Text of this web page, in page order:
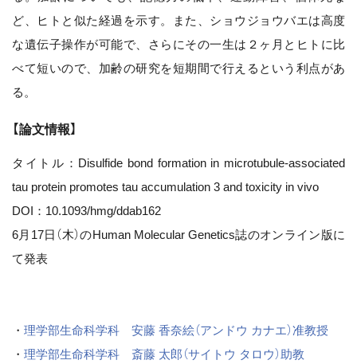
ど、ヒトと似た経過を示す。また、ショウジョウバエは高度
な遺伝子操作が可能で、さらにその一生は２ヶ月とヒトに比
べて短いので、加齢の研究を短期間で行えるという利点があ
る。
【論文情報】
タイトル：Disulfide bond formation in microtubule-associated
tau protein promotes tau accumulation 3 and toxicity in vivo
DOI：10.1093/hmg/ddab162
6月17日（木）のHuman Molecular Genetics誌のオンライン版に
て発表
・ 理学部生命科学科 安藤 香奈絵（アンドウ カナエ）准教授
・ 理学部生命科学科 斎藤 太郎（サイトウ タロウ）助教